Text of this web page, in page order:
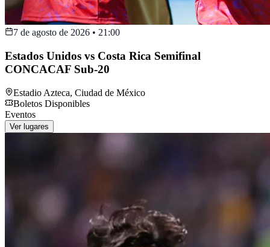
7 de agosto de 2026 • 21:00
Estados Unidos vs Costa Rica Semifinal
CONCACAF Sub-20
Estadio Azteca, Ciudad de México
Boletos Disponibles
Eventos
Ver lugares